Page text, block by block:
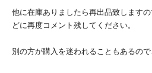
スタイルブラ
ジェイダ
値下げ不可
他に在庫ありましたら再出品致します
どに再度コメント残してください。
別の方が購入を迷われることもあるの